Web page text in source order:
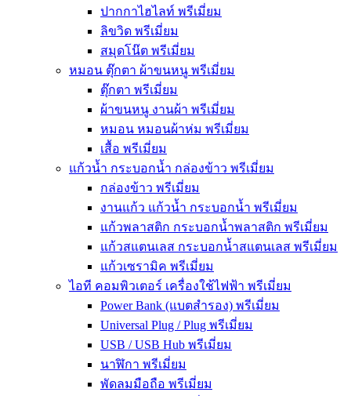
ปากกาไฮไลท์ พรีเมี่ยม
ลิขวิด พรีเมี่ยม
สมุดโน๊ต พรีเมี่ยม
หมอน ตุ๊กตา ผ้าขนหนู พรีเมี่ยม
ตุ๊กตา พรีเมี่ยม
ผ้าขนหนู งานผ้า พรีเมี่ยม
หมอน หมอนผ้าห่ม พรีเมี่ยม
เสื้อ พรีเมี่ยม
แก้วน้ำ กระบอกน้ำ กล่องข้าว พรีเมี่ยม
กล่องข้าว พรีเมี่ยม
งานแก้ว แก้วน้ำ กระบอกน้ำ พรีเมี่ยม
แก้วพลาสติก กระบอกน้ำพลาสติก พรีเมี่ยม
แก้วสแตนเลส กระบอกน้ำสแตนเลส พรีเมี่ยม
แก้วเซรามิค พรีเมี่ยม
ไอที คอมพิวเตอร์ เครื่องใช้ไฟฟ้า พรีเมี่ยม
Power Bank (แบตสำรอง) พรีเมี่ยม
Universal Plug / Plug พรีเมี่ยม
USB / USB Hub พรีเมี่ยม
นาฬิกา พรีเมี่ยม
พัดลมมือถือ พรีเมี่ยม